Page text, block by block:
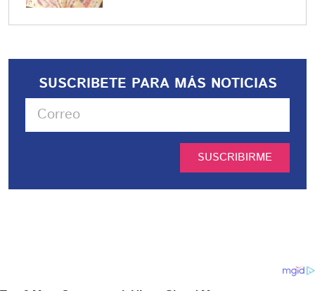
SUSCRIBETE PARA MÁS NOTICIAS
SUSCRIBIRME